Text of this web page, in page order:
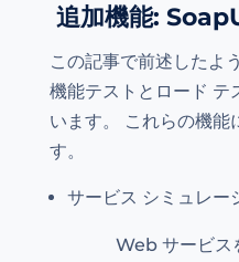
追加機能:
この記事で前述したよ
機能テストとロード テ
います。 これらの機能
す。
サービス シミュレ
Web サービス